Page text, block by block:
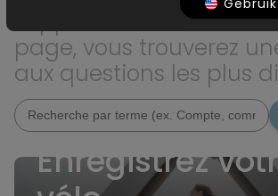
supplémentaires ? Sur
page, vous trouverez
aux questions les plus
Enregistrez